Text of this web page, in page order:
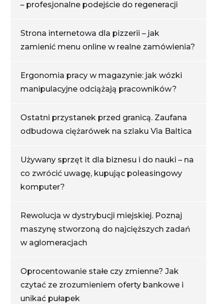
– profesjonalne podejście do regeneracji
Strona internetowa dla pizzerii – jak
zamienić menu online w realne zamówienia?
Ergonomia pracy w magazynie: jak wózki
manipulacyjne odciążają pracowników?
Ostatni przystanek przed granicą. Zaufana
odbudowa ciężarówek na szlaku Via Baltica
Używany sprzęt it dla biznesu i do nauki – na
co zwrócić uwagę, kupując poleasingowy
komputer?
Rewolucja w dystrybucji miejskiej. Poznaj
maszynę stworzoną do najcięższych zadań
w aglomeracjach
Oprocentowanie stałe czy zmienne? Jak
czytać ze zrozumieniem oferty bankowe i
unikać pułapek